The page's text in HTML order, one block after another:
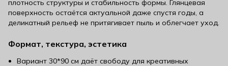
плотность структуры и стабильность формы. Глянцевая
поверхность остаётся актуальной даже спустя годы, а
деликатный рельеф не притягивает пыль и облегчает уход.
Формат, текстура, эстетика
Вариант 30*90 см даёт свободу для креативных